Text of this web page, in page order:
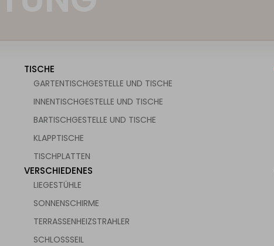
TISCHE
GARTENTISCHGESTELLE UND TISCHE
INNENTISCHGESTELLE UND TISCHE
BARTISCHGESTELLE UND TISCHE
KLAPPTISCHE
TISCHPLATTEN
VERSCHIEDENES
LIEGESTÜHLE
SONNENSCHIRME
TERRASSENHEIZSTRAHLER
SCHLOSSSEIL